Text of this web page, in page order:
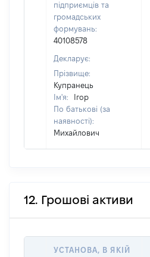
підприємців та
громадських
формувань:
40108578
Декларує:
Прізвище:
Купранець
Ім'я:
Ігор
По батькові (за
наявності):
Михайлович
12. Грошові активи
УСТАНОВА, В ЯКІЙ